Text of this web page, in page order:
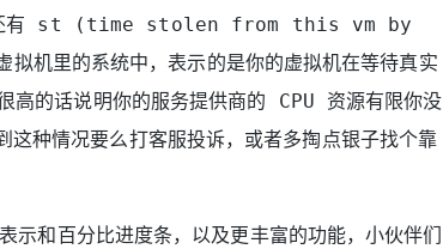
还有 st (time stolen from this vm by
里的系统中，表示的是你的虚拟机在等待真实
高的话说明你的服务提供商的 CPU 资源有限你没
这种情况要么打客服投诉，或者多掏点银子找个靠
和百分比进度条，以及更丰富的功能，小伙伴们